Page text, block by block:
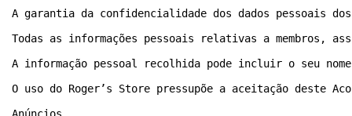
A garantia da confidencialidade dos dados pessoais
Todas as informações pessoais relativas a membros,
A informação pessoal recolhida pode incluir o seu
O uso do Roger’s Store pressupõe a aceitação deste